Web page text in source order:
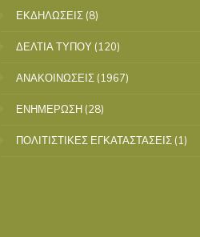
ΕΚΔΗΛΩΣΕΙΣ (8)
ΔΕΛΤΙΑ ΤΥΠΟΥ (120)
ΑΝΑΚΟΙΝΩΣΕΙΣ (1967)
ΕΝΗΜΕΡΩΣΗ (28)
ΠΟΛΙΤΙΣΤΙΚΕΣ ΕΓΚΑΤΑΣΤΑΣΕΙΣ (1)